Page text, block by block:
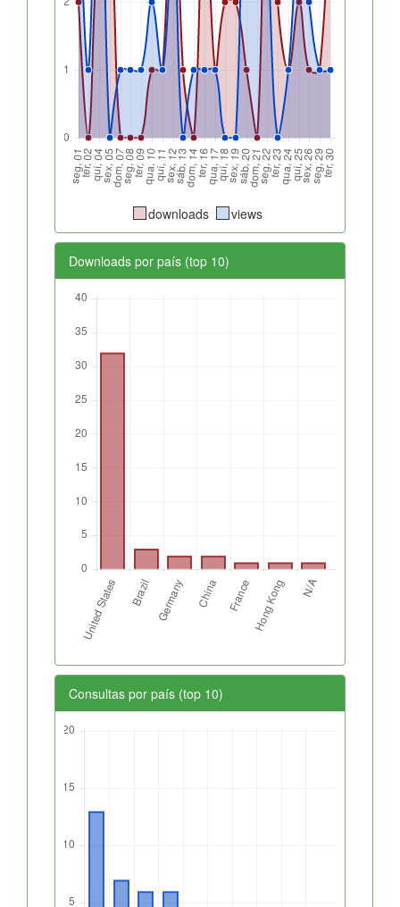
downloads views
Downloads por país (top 10)
Consultas por país (top 10)